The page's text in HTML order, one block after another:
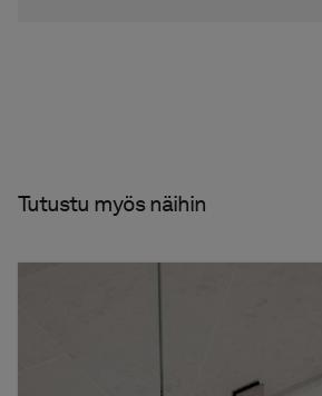
Tutustu myös näihin